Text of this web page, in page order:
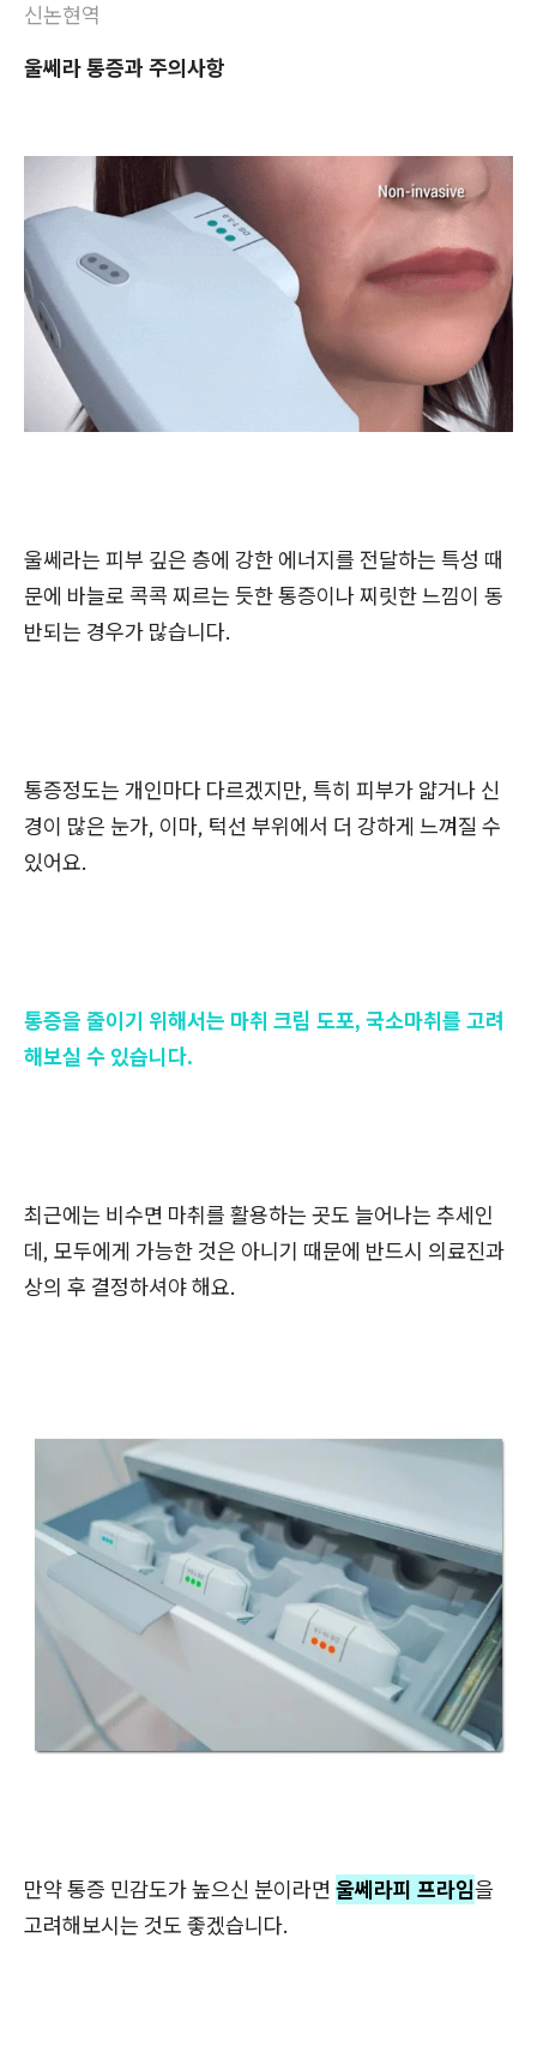
신논현역
울쎄라 통증과 주의사항
울쎄라는 피부 깊은 층에 강한 에너지를 전달하는 특성 때
문에 바늘로 콕콕 찌르는 듯한 통증이나 찌릿한 느낌이 동
반되는 경우가 많습니다.
통증정도는 개인마다 다르겠지만, 특히 피부가 얇거나 신
경이 많은 눈가, 이마, 턱선 부위에서 더 강하게 느껴질 수
있어요.
통증을 줄이기 위해서는 마취 크림 도포, 국소마취를 고려
해보실 수 있습니다.
최근에는 비수면 마취를 활용하는 곳도 늘어나는 추세인
데, 모두에게 가능한 것은 아니기 때문에 반드시 의료진과
상의 후 결정하셔야 해요.
만약 통증 민감도가 높으신 분이라면 울쎄라피 프라임을
고려해보시는 것도 좋겠습니다.